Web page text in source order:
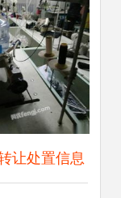
让处置信息